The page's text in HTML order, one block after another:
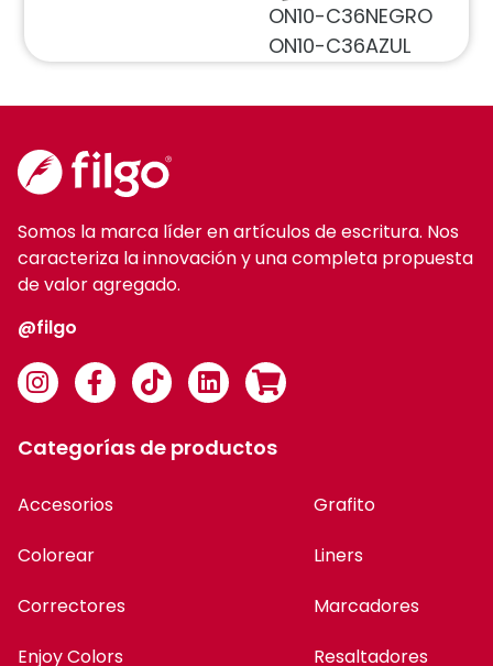
ON10-C36NEGRO
ON10-C36AZUL
Somos la marca líder en artículos de escritura. Nos
caracteriza la innovación y una completa propuesta
de valor agregado.
@filgo
Categorías de productos
Accesorios
Colorear
Correctores
Enjoy Colors
Grafito
Liners
Marcadores
Resaltadores